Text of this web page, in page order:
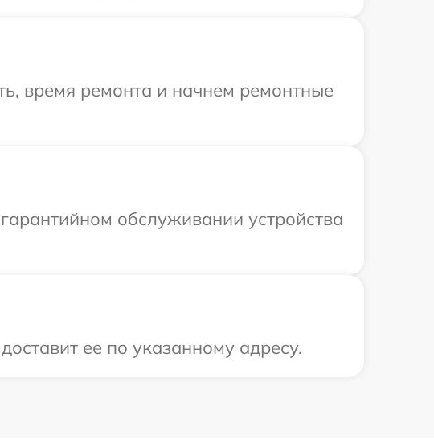
время ремонта и начнем ремонтные
обслуживании устройства
ее по указанному адресу.